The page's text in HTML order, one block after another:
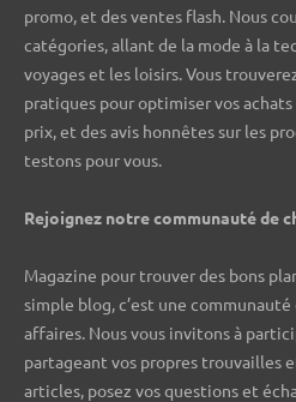
promo, et des ventes flash. Nous
catégories, allant de la mode à la
voyages et les loisirs. Vous
pratiques pour optimiser vos
prix, et des avis honnêtes sur les
testons pour vous.
Rejoignez notre communauté de
Magazine pour trouver des bons
simple blog, c’est une
affaires. Nous vous invitons à
partageant vos propres trouvailles
articles, posez vos questions et